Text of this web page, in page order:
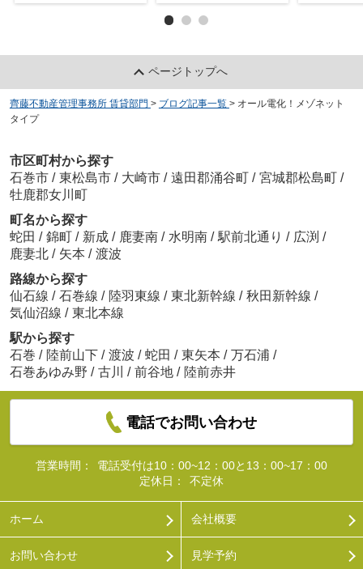
ページトップへ
齊藤不動産管理事務所 賃貸部門 > ブログ記事一覧 > オール電化！メゾネット
タイプ
市区町村から探す
石巻市 / 東松島市 / 大崎市 / 遠田郡涌谷町 / 宮城郡松島町 /
牡鹿郡女川町
町名から探す
蛇田 / 錦町 / 新成 / 鹿妻南 / 水明南 / 駅前北通り / 広渕 /
鹿妻北 / 矢本 / 渡波
路線から探す
仙石線 / 石巻線 / 陸羽東線 / 東北新幹線 / 秋田新幹線 /
気仙沼線 / 東北本線
駅から探す
石巻 / 陸前山下 / 渡波 / 蛇田 / 東矢本 / 万石浦 /
石巻あゆみ野 / 古川 / 前谷地 / 陸前赤井
電話でお問い合わせ
営業時間：
電話受付は10：00~12：00と13：00~17：00
定休日：
不定休
ホーム 会社概要
お問い合わせ 見学予約